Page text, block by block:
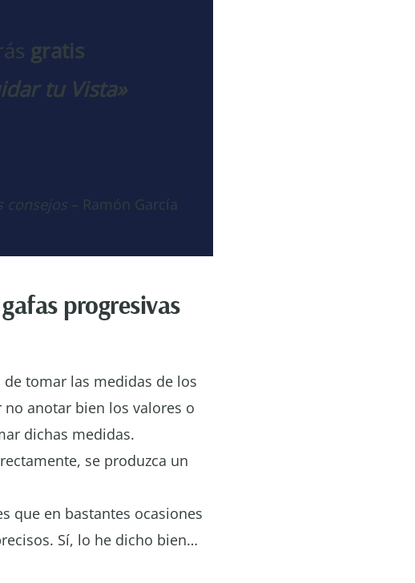
gratis
tu Vista»
consejos – Ramón García
progresivas
tomar las medidas de los
anotar bien los valores o
dichas medidas.
se produzca un
que en bastantes ocasiones
Sí, lo he dicho bien…